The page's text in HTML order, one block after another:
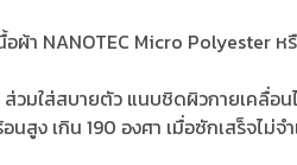
อผ้า NANOTEC Micro Polyester
ส่วมใส่สบายตัว แนบชิดผิวกายเคลื่อ
สูง เกิน 190 องศา เมื่อซักเสร็จไม่จ